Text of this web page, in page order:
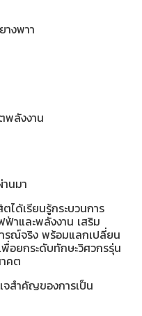
างพาา
พลังงาน
นมา
ได้เรียนรู้กระบวนการ
ฟ้าและพลังงาน เสริม
ารณ์จริง พร้อมแลกเปลี่ยน
อยกระดับทักษะวิศวกรรุ่น
คต
จสำคัญของการเป็น